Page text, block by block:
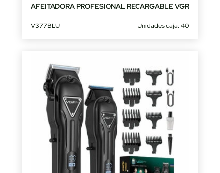
AFEITADORA PROFESIONAL RECARGABLE VGR
V377BLU Unidades caja: 40